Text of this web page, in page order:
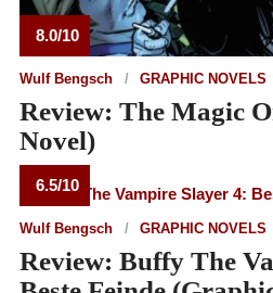
8.0/10
Wulf Bengsch GRAPHIC NOVELS
Review: The Magic
Novel)
6.5/10
Wulf Bengsch GRAPHIC NOVELS
Review: Buffy The